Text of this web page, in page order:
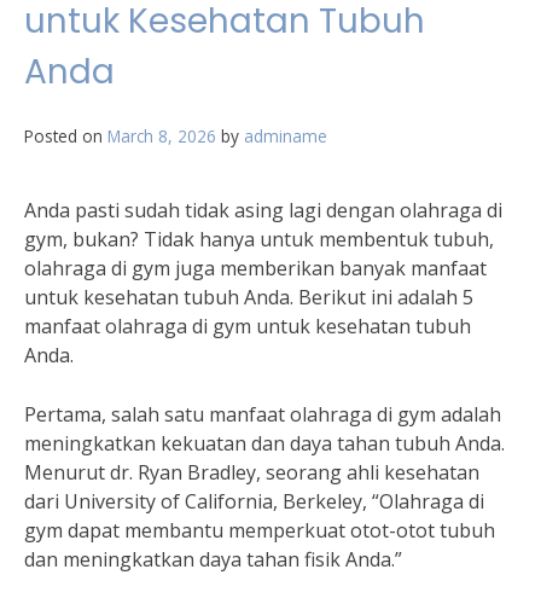
untuk Kesehatan Tubuh
Anda
Posted on March 8, 2026 by adminame
Anda pasti sudah tidak asing lagi dengan olahraga di
gym, bukan? Tidak hanya untuk membentuk tubuh,
olahraga di gym juga memberikan banyak manfaat
untuk kesehatan tubuh Anda. Berikut ini adalah 5
manfaat olahraga di gym untuk kesehatan tubuh
Anda.
Pertama, salah satu manfaat olahraga di gym adalah
meningkatkan kekuatan dan daya tahan tubuh Anda.
Menurut dr. Ryan Bradley, seorang ahli kesehatan
dari University of California, Berkeley, “Olahraga di
gym dapat membantu memperkuat otot-otot tubuh
dan meningkatkan daya tahan fisik Anda.”